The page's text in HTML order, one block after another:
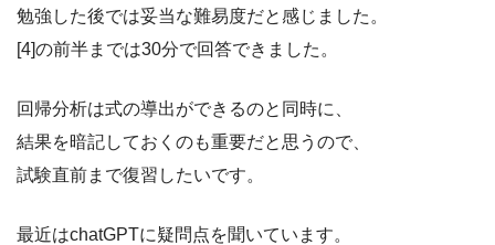
勉強した後では妥当な難易度だと感じました。
[4]の前半までは30分で回答できました。
回帰分析は式の導出ができるのと同時に、
結果を暗記しておくのも重要だと思うので、
試験直前まで復習したいです。
最近はchatGPTに疑問点を聞いています。